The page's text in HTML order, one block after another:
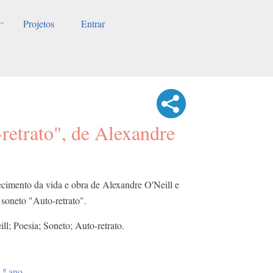
Projetos Entrar
de Alexandre
da vida e obra de Alexandre O'Neill e
"Auto-retrato".
Poesia; Soneto; Auto-retrato.